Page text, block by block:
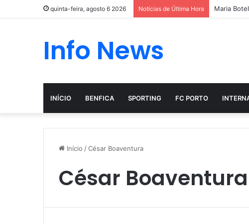
quinta-feira, agosto 6 2026 Notícias de Última Hora Maria
Info News
INÍCIO BENFICA SPORTING FC PORTO
Início /César Boaventura
César Boaventura